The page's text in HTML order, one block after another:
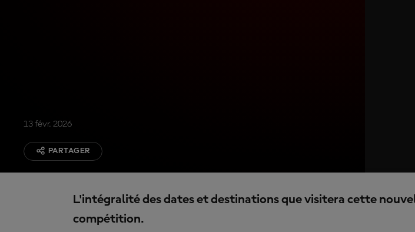
13 févr. 2026
PARTAGER
L'intégralité des dates et destinations que visitera cette
compétition.